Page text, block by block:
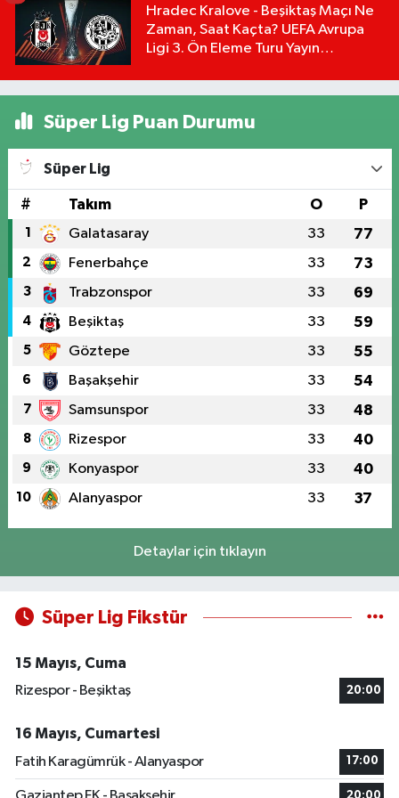
Hradec Kralove - Beşiktaş Maçı Ne
Zaman, Saat Kaçta? UEFA Avrupa
Ligi 3. Ön Eleme Turu Yayın
Süper Lig Puan Durumu
Süper Lig
# Takım O P
1 Galatasaray 33 77
2 Fenerbahçe 33 73
3 Trabzonspor 33 69
4 Beşiktaş 33 59
5 Göztepe 33 55
6 Başakşehir 33 54
7 Samsunspor 33 48
8 Rizespor 33 40
9 Konyaspor 33 40
10 Alanyaspor 33 37
Detaylar için tıklayın
Süper Lig Fikstür
15 Mayıs, Cuma
Rizespor - Beşiktaş
20:00
16 Mayıs, Cumartesi
Fatih Karagümrük - Alanyaspor
17:00
20:00